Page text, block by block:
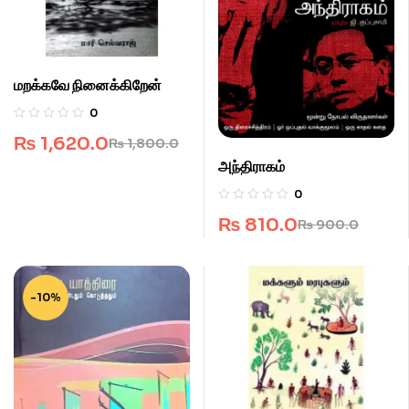
மறக்கவே நினைக்கிறேன்
0
₨1,800.0
₨ 1,620.0
அந்திராகம்
0
₨900.0
₨ 810.0
-10%